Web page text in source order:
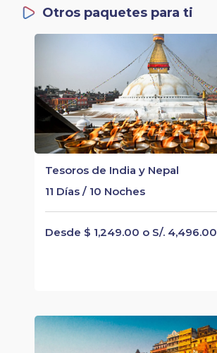
Otros paquetes para ti
Tesoros de India y Nepal
11 Días / 10 Noches
Desde $ 1,249.00 o S/. 4,496.00